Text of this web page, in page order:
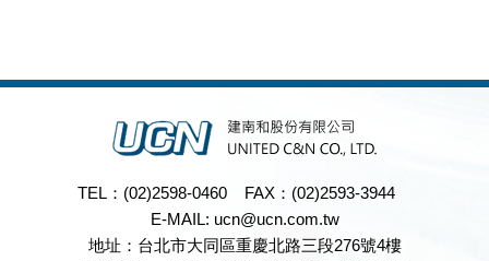
TEL：(02)2598-0460
FAX：(02)2593-3944
E-MAIL: ucn@ucn.com.tw
地址：台北市大同區重慶北路三段276號4樓